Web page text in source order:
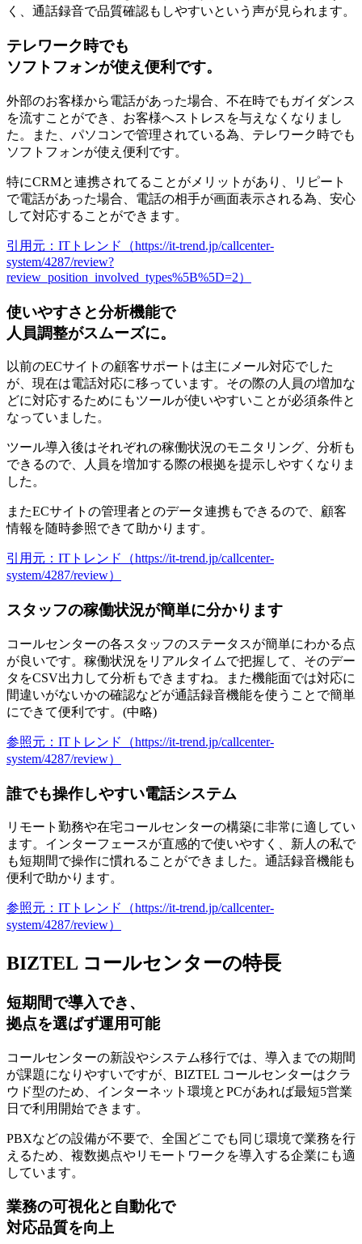
く、通話録音で品質確認もしやすいという声が見られます。
テレワーク時でも
ソフトフォンが使え便利です。
外部のお客様から電話があった場合、不在時でもガイダンス
を流すことができ、お客様へストレスを与えなくなりまし
た。また、パソコンで管理されている為、テレワーク時でも
ソフトフォンが使え便利です。
特にCRMと連携されてることがメリットがあり、リピート
で電話があった場合、電話の相手が画面表示される為、安心
して対応することができます。
引用元：ITトレンド（https://it-trend.jp/callcenter-
system/4287/review?
review_position_involved_types%5B%5D=2）
使いやすさと分析機能で
人員調整がスムーズに。
以前のECサイトの顧客サポートは主にメール対応でした
が、現在は電話対応に移っています。その際の人員の増加な
どに対応するためにもツールが使いやすいことが必須条件と
なっていました。
ツール導入後はそれぞれの稼働状況のモニタリング、分析も
できるので、人員を増加する際の根拠を提示しやすくなりま
した。
またECサイトの管理者とのデータ連携もできるので、顧客
情報を随時参照できて助かります。
引用元：ITトレンド（https://it-trend.jp/callcenter-
system/4287/review）
スタッフの稼働状況が簡単に分かります
コールセンターの各スタッフのステータスが簡単にわかる点
が良いです。稼働状況をリアルタイムで把握して、そのデー
タをCSV出力して分析もできますね。また機能面では対応に
間違いがないかの確認などが通話録音機能を使うことで簡単
にできて便利です。(中略)
参照元：ITトレンド（https://it-trend.jp/callcenter-
system/4287/review）
誰でも操作しやすい電話システム
リモート勤務や在宅コールセンターの構築に非常に適してい
ます。 インターフェースが直感的で使いやすく、新人の私で
も短期間で操作に慣れることができました 。通話録音機能も
便利で助かります。
参照元：ITトレンド（https://it-trend.jp/callcenter-
system/4287/review）
BIZTEL コールセンターの特長
短期間で導入でき、
拠点を選ばず運用可能
コールセンターの新設やシステム移行では、導入までの期間
が課題になりやすいですが、BIZTEL コールセンターはクラ
ウド型のため、 インターネット環境とPCがあれば最短5営業
日で利用開始できます。
PBXなどの設備が不要で、全国どこでも同じ環境で業務を行
えるため、複数拠点やリモートワークを導入する企業にも適
しています。
業務の可視化と自動化で
対応品質を向上